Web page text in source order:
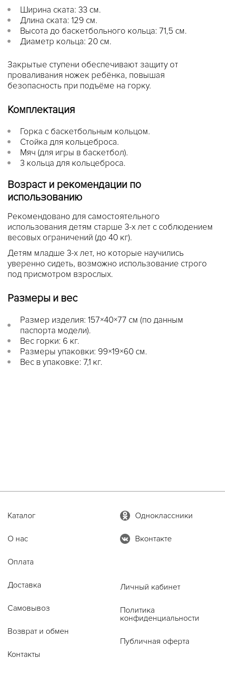
Ширина ската: 33 см.
Длина ската: 129 см.
Высота до баскетбольного кольца: 71,5 см.
Диаметр кольца: 20 см.
Закрытые ступени обеспечивают защиту от
проваливания ножек ребёнка, повышая
безопасность при подъёме на горку.
Комплектация
Горка с баскетбольным кольцом.
Стойка для кольцеброса.
Мяч (для игры в баскетбол).
3 кольца для кольцеброса.
Возраст и рекомендации по
использованию
Рекомендовано для самостоятельного
использования детям старше 3-х лет с соблюдением
весовых ограничений (до 40 кг).
Детям младше 3-х лет, но которые научились
уверенно сидеть, возможно использование строго
под присмотром взрослых.
Размеры и вес
Размер изделия: 157×40×77 см (по данным
паспорта модели).
Вес горки: 6 кг.
Размеры упаковки: 99×19×60 см.
Вес в упаковке: 7,1 кг.
Каталог
О нас
Оплата
Доставка
Самовывоз
Возврат и обмен
Контакты
Одноклассники
Вконтакте
Личный кабинет
Политика
конфиденциальности
Публичная оферта